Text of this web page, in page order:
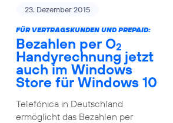
23. Dezember 2015
FÜR VERTRAGSKUNDEN UND PREPAID:
Bezahlen per O2
Handyrechnung jetzt
auch im Windows
Store für Windows 10
Telefónica in Deutschland
ermöglicht das Bezahlen per